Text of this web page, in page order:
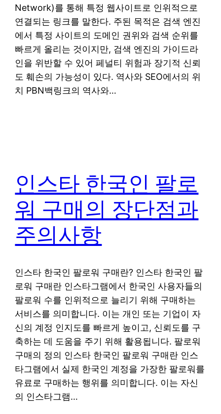
Network)를 통해 특정 웹사이트로 인위적으로
연결되는 링크를 말한다. 주된 목적은 검색 엔진
에서 특정 사이트의 도메인 권위와 검색 순위를
빠르게 올리는 것이지만, 검색 엔진의 가이드라
인을 위반할 수 있어 페널티 위험과 장기적 신뢰
도 훼손의 가능성이 있다. 역사와 SEO에서의 위
치 PBN백링크의 역사와…
인스타 한국인 팔로
워 구매의 장단점과
주의사항
인스타 한국인 팔로워 구매란? 인스타 한국인 팔
로워 구매란 인스타그램에서 한국인 사용자들의
팔로워 수를 인위적으로 늘리기 위해 구매하는
서비스를 의미합니다. 이는 개인 또는 기업이 자
신의 계정 인지도를 빠르게 높이고, 신뢰도를 구
축하는 데 도움을 주기 위해 활용됩니다. 팔로워
구매의 정의 인스타 한국인 팔로워 구매란 인스
타그램에서 실제 한국인 계정을 가장한 팔로워를
유료로 구매하는 행위를 의미합니다. 이는 자신
의 인스타그램…